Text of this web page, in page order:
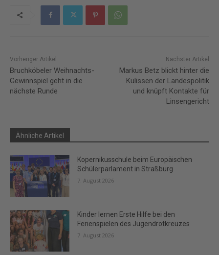
Vorheriger Artikel
Bruchköbeler Weihnachts-
Gewinnspiel geht in die
nächste Runde
Nächster Artikel
Markus Betz blickt hinter die
Kulissen der Landespolitik
und knüpft Kontakte für
Linsengericht
Ähnliche Artikel
Kopernikusschule beim Europäischen
Schülerparlament in Straßburg
7. August 2026
Kinder lernen Erste Hilfe bei den
Ferienspielen des Jugendrotkreuzes
7. August 2026